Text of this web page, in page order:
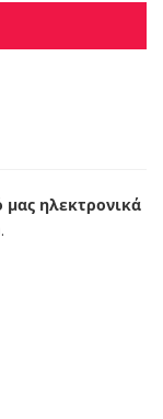
μας ηλεκτρονικά